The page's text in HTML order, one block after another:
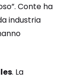
Conte ha
industria
. La